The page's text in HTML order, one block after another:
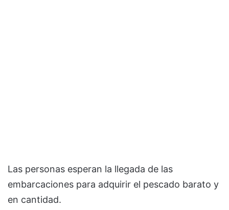
Las personas esperan la llegada de las
embarcaciones para adquirir el pescado barato y
en cantidad.